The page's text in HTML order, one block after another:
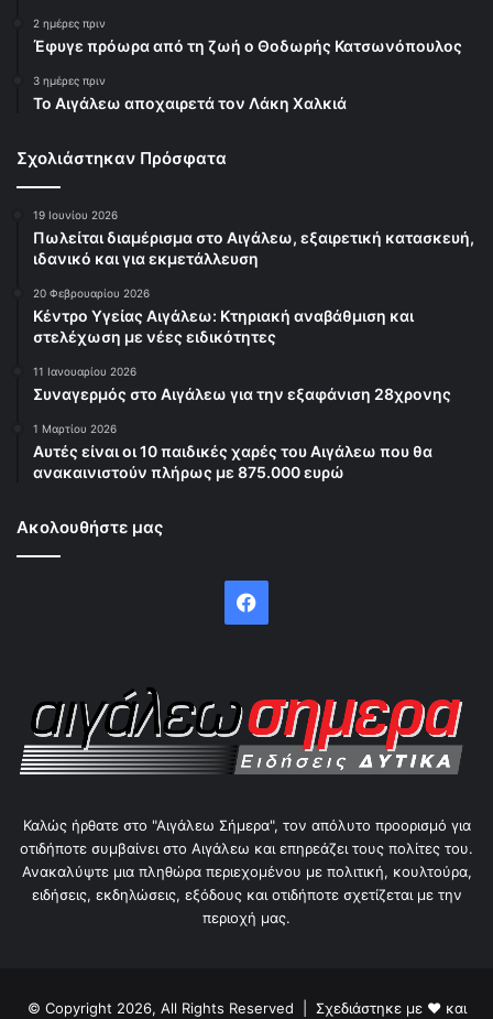
2 ημέρες πριν
Έφυγε πρόωρα από τη ζωή ο Θοδωρής Κατσωνόπουλος
3 ημέρες πριν
Το Αιγάλεω αποχαιρετά τον Λάκη Χαλκιά
Σχολιάστηκαν Πρόσφατα
19 Ιουνίου 2026
Πωλείται διαμέρισμα στο Αιγάλεω, εξαιρετική κατασκευή,
ιδανικό και για εκμετάλλευση
20 Φεβρουαρίου 2026
Κέντρο Υγείας Αιγάλεω: Κτηριακή αναβάθμιση και
στελέχωση με νέες ειδικότητες
11 Ιανουαρίου 2026
Συναγερμός στο Αιγάλεω για την εξαφάνιση 28χρονης
1 Μαρτίου 2026
Αυτές είναι οι 10 παιδικές χαρές του Αιγάλεω που θα
ανακαινιστούν πλήρως με 875.000 ευρώ
Ακολουθήστε μας
Facebook
Καλώς ήρθατε στο "Αιγάλεω Σήμερα", τον απόλυτο προορισμό για
οτιδήποτε συμβαίνει στο Αιγάλεω και επηρεάζει τους πολίτες του.
Ανακαλύψτε μια πληθώρα περιεχομένου με πολιτική, κουλτούρα,
ειδήσεις, εκδηλώσεις, εξόδους και οτιδήποτε σχετίζεται με την
περιοχή μας.
© Copyright 2026, All Rights Reserved | Σχεδιάστηκε με ❤ και